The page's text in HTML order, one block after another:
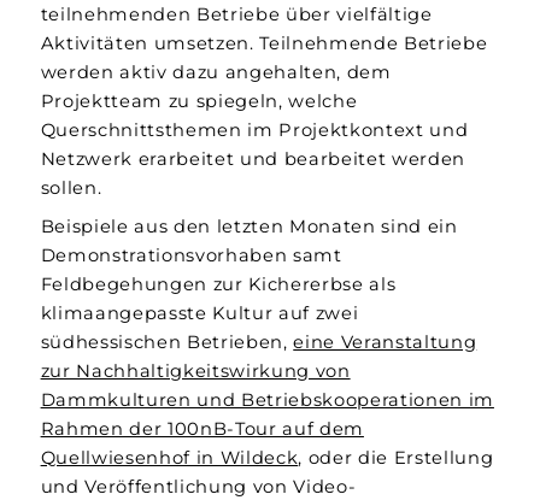
teilnehmenden Betriebe über vielfältige
Aktivitäten umsetzen. Teilnehmende Betriebe
werden aktiv dazu angehalten, dem
Projektteam zu spiegeln, welche
Querschnittsthemen im Projektkontext und
Netzwerk erarbeitet und bearbeitet werden
sollen.
Beispiele aus den letzten Monaten sind ein
Demonstrationsvorhaben samt
Feldbegehungen zur Kichererbse als
klimaangepasste Kultur auf zwei
südhessischen Betrieben,eine Veranstaltung
zur Nachhaltigkeitswirkung von
Dammkulturen und Betriebskooperationen im
Rahmen der 100nB-Tour auf dem
Quellwiesenhof in Wildeck, oder die Erstellung
und Veröffentlichung von Video-